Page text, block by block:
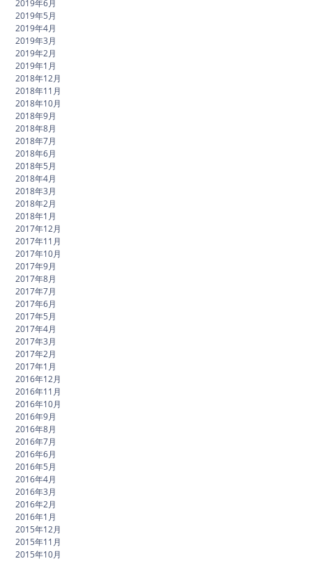
2019年6月
2019年5月
2019年4月
2019年3月
2019年2月
2019年1月
2018年12月
2018年11月
2018年10月
2018年9月
2018年8月
2018年7月
2018年6月
2018年5月
2018年4月
2018年3月
2018年2月
2018年1月
2017年12月
2017年11月
2017年10月
2017年9月
2017年8月
2017年7月
2017年6月
2017年5月
2017年4月
2017年3月
2017年2月
2017年1月
2016年12月
2016年11月
2016年10月
2016年9月
2016年8月
2016年7月
2016年6月
2016年5月
2016年4月
2016年3月
2016年2月
2016年1月
2015年12月
2015年11月
2015年10月